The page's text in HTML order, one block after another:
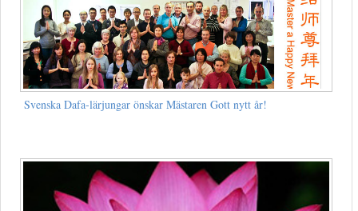
Svenska Dafa-lärjungar önskar Mästaren Gott nytt år!